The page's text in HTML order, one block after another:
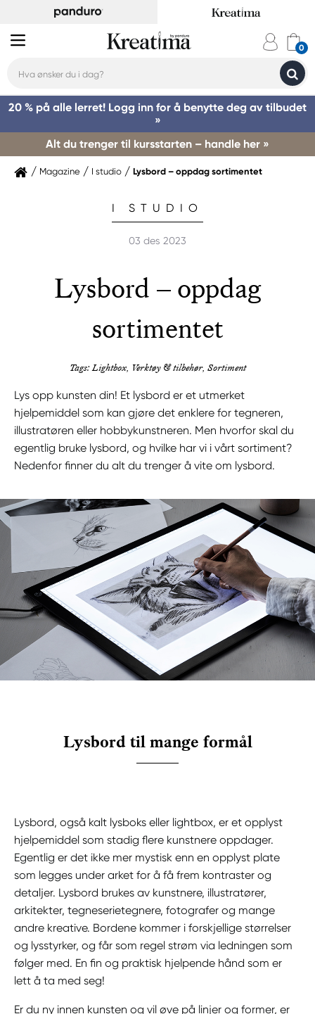
20 % på alle lerret! Logg inn for å benytte deg av tilbudet
»
Alt du trenger til kursstarten – handle her »
Magazine I studio Lysbord – oppdag sortimentet
I STUDIO
03 des 2023
Lysbord – oppdag
sortimentet
Tags: Lightbox, Verktøy & tilbehør, Sortiment
Lys opp kunsten din! Et lysbord er et utmerket
hjelpemiddel som kan gjøre det enklere for tegneren,
illustratøren eller hobbykunstneren. Men hvorfor skal du
egentlig bruke lysbord, og hvilke har vi i vårt sortiment?
Nedenfor finner du alt du trenger å vite om lysbord.
Lysbord til mange formål
Lysbord, også kalt lysboks eller lightbox, er et opplyst
hjelpemiddel som stadig flere kunstnere oppdager.
Egentlig er det ikke mer mystisk enn en opplyst plate
som legges under arket for å få frem kontraster og
detaljer. Lysbord brukes av kunstnere, illustratører,
arkitekter, tegneserietegnere, fotografer og mange
andre kreative. Bordene kommer i forskjellige størrelser
og lysstyrker, og får som regel strøm via ledningen som
følger med. En fin og praktisk hjelpende hånd som er
lett å ta med seg!
Er du ny innen kunsten og vil øve på linjer og former, er